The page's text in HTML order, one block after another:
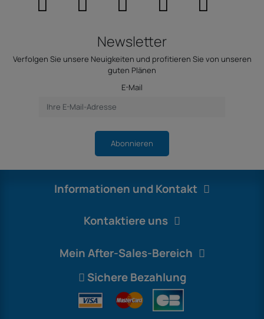
Newsletter
Verfolgen Sie unsere Neuigkeiten und profitieren Sie von unseren
guten Plänen
E-Mail
Abonnieren
Informationen und Kontakt
Kontaktiere uns
Mein After-Sales-Bereich
Sichere Bezahlung